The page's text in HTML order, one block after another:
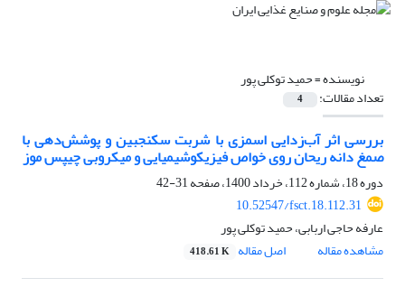
نویسنده =حمید توکلی پور
تعداد مقالات: 4
بررسی اثر آب‌زدایی اسمزی با شربت سکنجبین و پوشش‌دهی با
صمغ دانه ریحان روی خواص فیزیکوشیمیایی و میکروبی چیپس موز
دوره 18، شماره 112، خرداد 1400، صفحه
31-42
10.52547/fsct.18.112.31
عارفه حاجی اربابی، حمید توکلی پور
مشاهده مقاله
اصل مقاله 418.61 K